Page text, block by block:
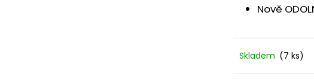
Nově
Skladem (7 ks)